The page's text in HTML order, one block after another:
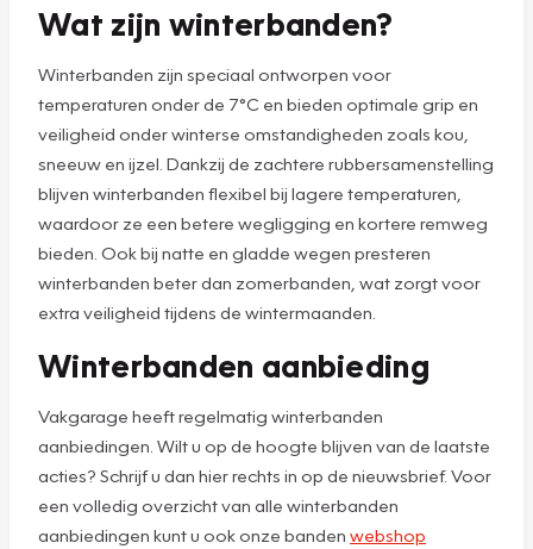
Wat zijn winterbanden?
Winterbanden zijn speciaal ontworpen voor
temperaturen onder de 7°C en bieden optimale grip en
veiligheid onder winterse omstandigheden zoals kou,
sneeuw en ijzel. Dankzij de zachtere rubbersamenstelling
blijven winterbanden flexibel bij lagere temperaturen,
waardoor ze een betere wegligging en kortere remweg
bieden. Ook bij natte en gladde wegen presteren
winterbanden beter dan zomerbanden, wat zorgt voor
extra veiligheid tijdens de wintermaanden.
Winterbanden aanbieding
Vakgarage heeft regelmatig winterbanden
aanbiedingen. Wilt u op de hoogte blijven van de laatste
acties? Schrijf u dan hier rechts in op de nieuwsbrief. Voor
een volledig overzicht van alle winterbanden
aanbiedingen kunt u ook onze banden webshop